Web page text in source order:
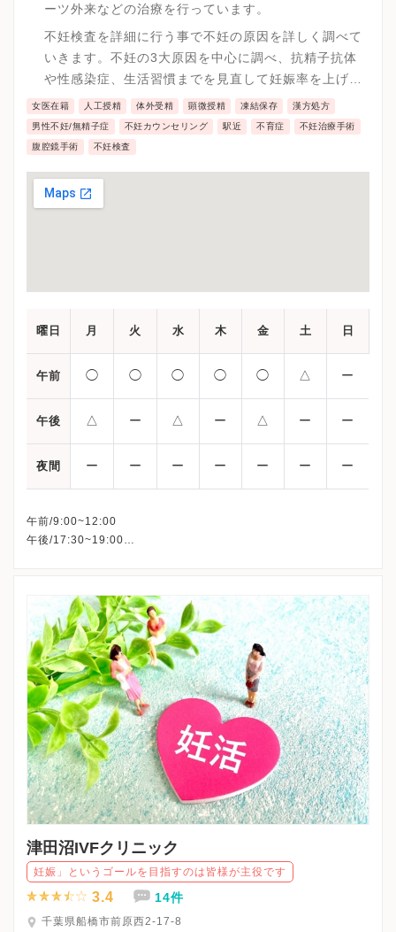
ーツ外来などの治療を行っています。
不妊検査を詳細に行う事で不妊の原因を詳しく調べて
いきます。不妊の3大原因を中心に調べ、抗精子抗体
や性感染症、生活習慣までを見直して妊娠率を上げて
いきます。
女医在籍 人工授精 体外受精 顕微授精 凍結保存 漢方処方
男性不妊/無精子症 不妊カウンセリング 駅近 不育症 不妊治療手術
腹腔鏡手術 不妊検査
曜日 月 火 水 木 金 土 日
午前 ◯ ◯ ◯ ◯ ◯ △ ー
午後 △ ー △ ー △ ー ー
夜間 ー ー ー ー ー ー ー
午前/9:00~12:00
午後/17:30~19:00
津田沼IVFクリニック
妊娠」というゴールを目指すのは皆様が主役です
3.4 14件
千葉県船橋市前原西2-17-8